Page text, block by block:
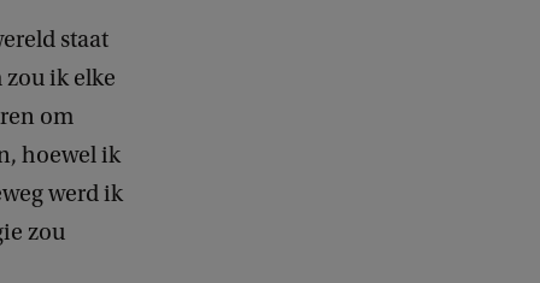
staat
ik elke
om
hoewel ik
werd ik
zou